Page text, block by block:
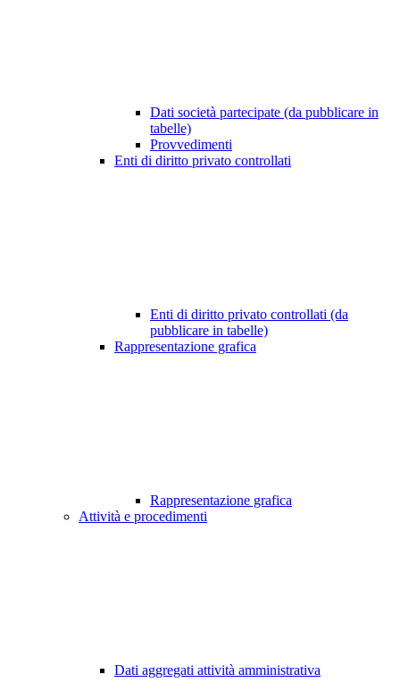
Dati società partecipate (da pubblicare in
tabelle)
Provvedimenti
Enti di diritto privato controllati
Enti di diritto privato controllati (da
pubblicare in tabelle)
Rappresentazione grafica
Rappresentazione grafica
Attività e procedimenti
Dati aggregati attività amministrativa